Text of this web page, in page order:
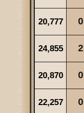
0
20,777
2
24,855
0
20,870
0
22,257